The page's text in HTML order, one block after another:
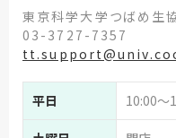
東京科学大学つばめ生
03-3727-7357
平日 10:00～